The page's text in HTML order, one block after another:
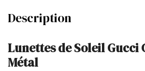
Description
Lunettes de Soleil Gucci
Métal